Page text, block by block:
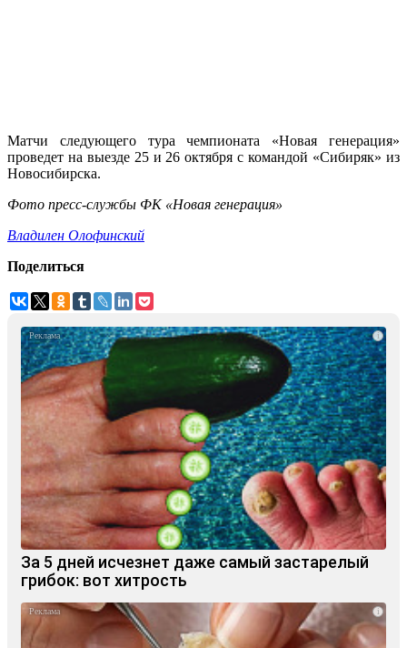
Матчи следующего тура чемпионата «Новая генерация»
проведет на выезде 25 и 26 октября с командой «Сибиряк» из
Новосибирска.
Фото пресс-службы ФК «Новая генерация»
Владилен Олофинский
Поделиться
i
За 5 дней исчезнет даже самый застарелый
грибок: вот хитрость
i